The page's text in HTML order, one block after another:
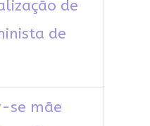
de
de
se mãe